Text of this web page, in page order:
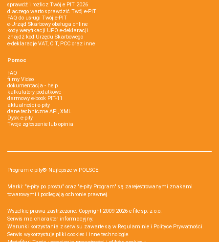
sprawdź i rozlicz Twój e PIT 2026
dlaczego warto sprawdzić Twój e-PIT
FAQ do usługi Twój e-PIT
e-Urząd Skarbowy obsługa online
kody weryfikacji UPO e-deklaracji
znajdź kod Urzędu Skarbowego
e-deklaracje VAT, CIT, PCC oraz inne
Pomoc
FAQ
filmy Video
dokumentacja - help
kalkulatory podatkowe
darmowy e-book PIT-11
aktualności e-pity
dane techniczne API, XML
Dysk e-pity
Twoje zgłoszenie lub opinia
Program e-pity® Najlepsze w POLSCE.
Marki: "e-pity po prostu" oraz "e-pity Program" są zarejestrowanymi znakami
towarowymi i podlegają ochronie prawnej.
Wszelkie prawa zastrzeżone. Copyright 2009-2026 e-file sp. z o.o.
Serwis ma charakter informacyjny.
Warunki korzystania z serwisu zawarte są w Regulaminie i Polityce Prywatności.
Serwis wykorzystuje pliki cookies i inne technologie.